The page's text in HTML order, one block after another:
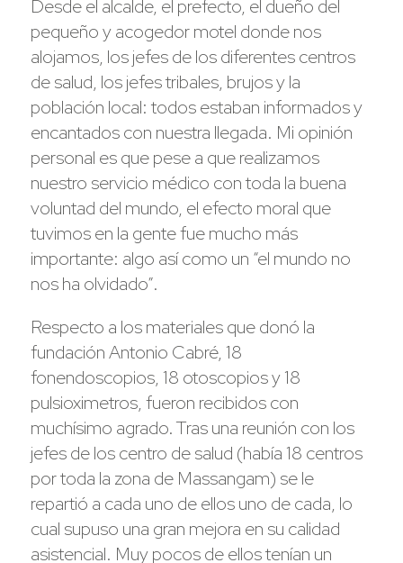
Desde el alcalde, el prefecto, el dueño del
pequeño y acogedor motel donde nos
alojamos, los jefes de los diferentes centros
de salud, los jefes tribales, brujos y la
población local: todos estaban informados y
encantados con nuestra llegada. Mi opinión
personal es que pese a que realizamos
nuestro servicio médico con toda la buena
voluntad del mundo, el efecto moral que
tuvimos en la gente fue mucho más
importante: algo así como un “el mundo no
nos ha olvidado”.
Respecto a los materiales que donó la
fundación Antonio Cabré, 18
fonendoscopios, 18 otoscopios y 18
pulsioximetros, fueron recibidos con
muchísimo agrado. Tras una reunión con los
jefes de los centro de salud (había 18 centros
por toda la zona de Massangam) se le
repartió a cada uno de ellos uno de cada, lo
cual supuso una gran mejora en su calidad
asistencial. Muy pocos de ellos tenían un